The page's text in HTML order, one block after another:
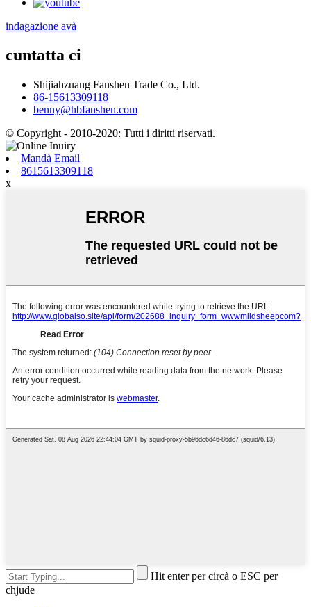
indagazione avà
cuntatta ci
Shijiahzuang Fanshen Trade Co., Ltd.
86-15613309118
benny@hbfanshen.com
© Copyright - 2010-2020: Tutti i diritti riservati.
Mandà Email
8615613309118
x
Hit enter per circà o ESC per
chjude